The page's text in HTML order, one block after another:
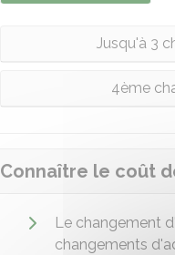
Jusqu'à 3
4ème
Connaître le coût
Le changement
changements